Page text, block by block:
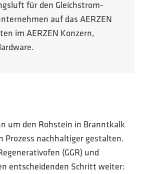
für den Gleichstrom-
auf das AERZEN
im AERZEN Konzern,
um den Rohstein in Branntkalk
Prozess nachhaltiger gestalten.
(GGR) und
entscheidenden Schritt weiter: